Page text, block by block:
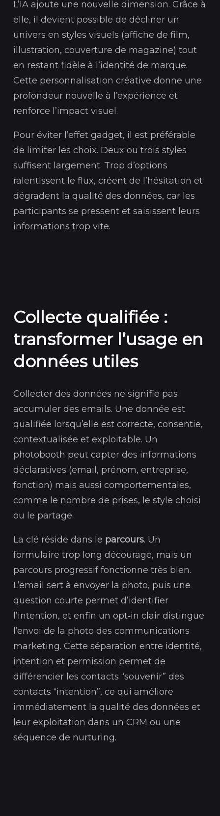
L’IA ajoute une nouvelle dimension. Grâce à
elle, il devient possible de décliner un
univers en styles visuels (affiche de film,
illustration, couverture de magazine) tout
en restant fidèle à l’identité de marque.
Cette personnalisation créative donne une
profondeur nouvelle à l’expérience et
renforce l’impact visuel.
Pour éviter l’effet gadget, il est préférable
de limiter les choix. Deux ou trois styles
suffisent largement. Trop d’options
ralentissent le flux, créent de l’hésitation et
dégradent la qualité des données, car les
participants se pressent et saisissent leurs
informations trop vite.
Collecte qualifiée :
transformer l’usage en
données utiles
Collecter des données ne signifie pas
accumuler des emails. Une donnée est
qualifiée lorsqu’elle est correcte, consentie,
contextualisée et exploitable. Un
photobooth peut capter des informations
déclaratives (email, prénom, entreprise,
fonction) mais aussi comportementales,
comme le nombre de prises, le style choisi
ou le partage.
La clé réside dans le parcours. Un
formulaire trop long décourage, mais un
parcours progressif fonctionne très bien.
L’email sert à envoyer la photo, puis une
question courte permet d’identifier
l’intention, et enfin un opt‑in clair distingue
l’envoi de la photo des communications
marketing. Cette séparation entre identité,
intention et permission permet de
différencier les contacts “souvenir” des
contacts “intention”, ce qui améliore
immédiatement la qualité des données et
leur exploitation dans un CRM ou une
séquence de nurturing.